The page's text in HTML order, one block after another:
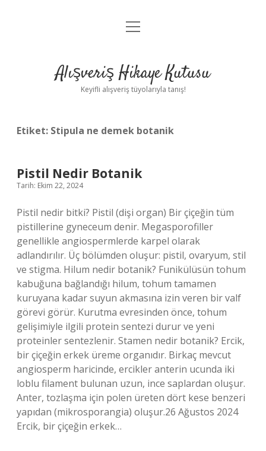
Anasayfa
Yasal Uyarı
menüyü
Alışveriş Hikaye Kutusu
Keyifli alışveriş tüyolarıyla tanış!
Etiket: Stipula ne demek botanik
Pistil Nedir Botanik
Tarih: Ekim 22, 2024
Pistil nedir bitki? Pistil (dişi organ) Bir çiçeğin tüm
pistillerine gyneceum denir. Megasporofiller
genellikle angiospermlerde karpel olarak
adlandırılır. Üç bölümden oluşur: pistil, ovaryum, stil
ve stigma. Hilum nedir botanik? Funikülüsün tohum
kabuğuna bağlandığı hilum, tohum tamamen
kuruyana kadar suyun akmasına izin veren bir valf
görevi görür. Kurutma evresinden önce, tohum
gelişimiyle ilgili protein sentezi durur ve yeni
proteinler sentezlenir. Stamen nedir botanik? Ercik,
bir çiçeğin erkek üreme organıdır. Birkaç mevcut
angiosperm haricinde, ercikler anterin ucunda iki
loblu filament bulunan uzun, ince saplardan oluşur.
Anter, tozlaşma için polen üreten dört kese benzeri
yapıdan (mikrosporangia) oluşur.26 Ağustos 2024
Ercik, bir çiçeğin erkek…